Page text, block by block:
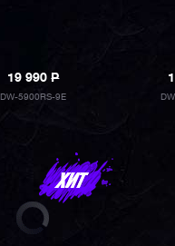
19 990P
DW-5900RS-9E